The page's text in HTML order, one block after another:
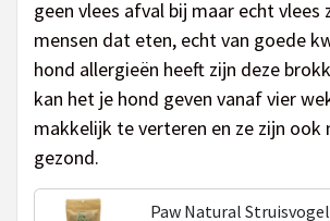
geen vlees afval bij maar echt vlees
mensen dat eten, echt van goede
hond allergieën heeft zijn deze
kan het je hond geven vanaf vier
makkelijk te verteren en ze zijn ook
gezond.
Paw Natural Struisvogel